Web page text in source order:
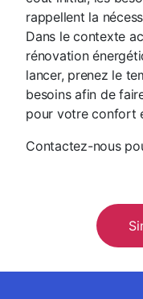
rappellent la
Dans le contexte
rénovation
lancer, prenez le
besoins afin de
pour votre confort
Contactez-nous